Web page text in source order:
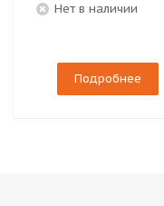
Нет в наличии
Подробнее